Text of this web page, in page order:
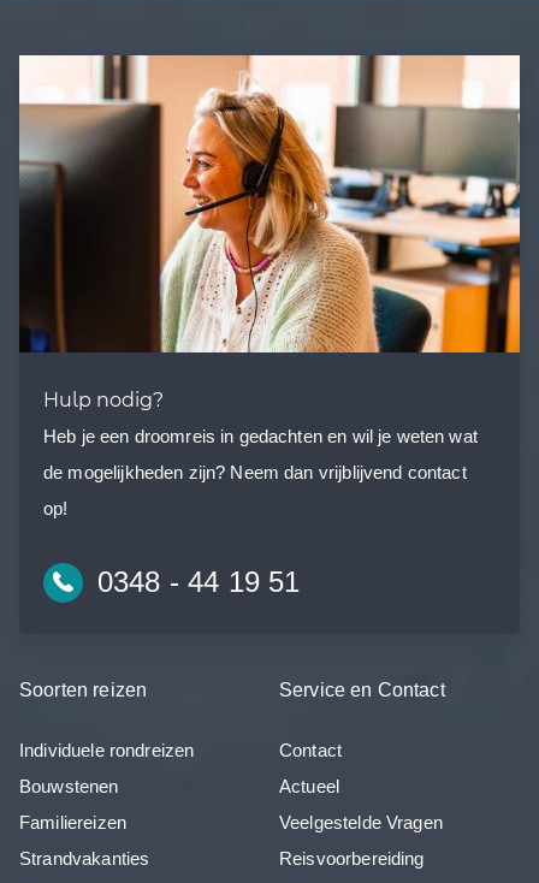
Hulp nodig?
Heb je een droomreis in gedachten en wil je weten wat
de mogelijkheden zijn? Neem dan vrijblijvend contact
op!
0348 - 44 19 51
Soorten reizen
Individuele rondreizen
Bouwstenen
Familiereizen
Strandvakanties
Service en Contact
Contact
Actueel
Veelgestelde Vragen
Reisvoorbereiding